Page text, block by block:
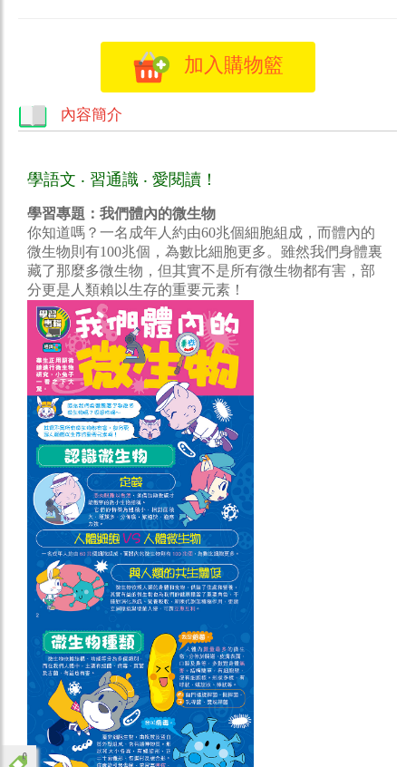
加入購物籃
內容簡介
學語文 ‧ 習通識 ‧ 愛閱讀！
學習專題：我們體內的微生物
你知道嗎？一名成年人約由60兆個細胞組成，而體內的
微生物則有100兆個，為數比細胞更多。雖然我們身體裏
藏了那麼多微生物，但其實不是所有微生物都有害，部
分更是人類賴以生存的重要元素！